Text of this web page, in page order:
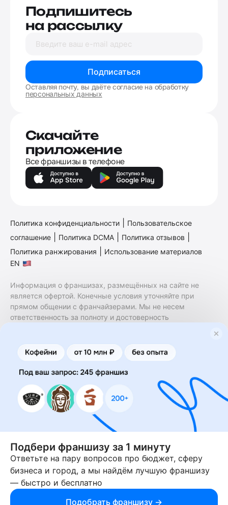
Подпишитесь
на рассылку
Подписаться
Оставляя почту, вы даёте согласие на обработку
персональных данных
Скачайте
приложение
Все франшизы в телефоне
Политика конфиденциальности
Пользовательское
соглашение
Политика DCMA Политика отзывов
Политика ранжирования
Использование материалов
EN
Информация о франшизах, размещённых на сайте не
является офертой. Конечные условия уточняйте при
прямом общении с франчайзерами. Мы не несем
ответственность за полноту и достоверность
финансовые услуги. Заключение договоров
коммерческой концессии (франчайзинга) осуществляется
правообладателями/их представителями. Бизнесменс.ру
не является посредником или представителем
правообладателя и не несет ответственность за условия
предоставления франшизы и действия лиц,
осуществленные на основании информации, имеющейся
на сайте или полученной через него. За достоверность
предоставленной информации несет ответственность
правообладатель.
© 2013-2026 Бизнесменс.ру. ИП Богомолов Ю. А. ИНН
166109472099 ОГРН 1315169000030181.
При использовании материалов гиперссылка на businessmens.ru
обязательна. 12+
Подбери франшизу за 1 минуту
Ответьте на пару вопросов про бюджет, сферу
бизнеса и город, а мы найдём лучшую франшизу
— быстро и бесплатно
Подобрать франшизу →